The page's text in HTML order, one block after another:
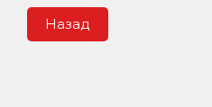
Назад